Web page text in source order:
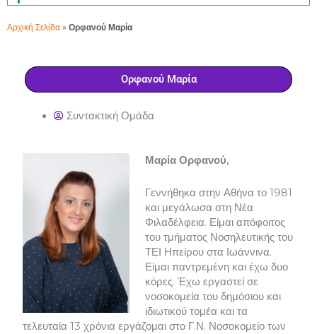
Αρχική Σελίδα » Ορφανού Μαρία
Ορφανού Μαρία
Συντακτική Ομάδα
Μαρία Ορφανού,
Γεννήθηκα στην Αθήνα το 1981
και μεγάλωσα στη Νέα
Φιλαδέλφεια. Είμαι απόφοιτος
του τμήματος Νοσηλευτικής του
ΤΕΙ Ηπείρου στα Ιωάννινα.
Είμαι παντρεμένη και έχω δυο
κόρες. Έχω εργαστεί σε
νοσοκομεία του δημόσιου και
ιδιωτικού τομέα και τα
τελευταία 13 χρόνια εργάζομαι στο Γ.Ν. Νοσοκομείο των